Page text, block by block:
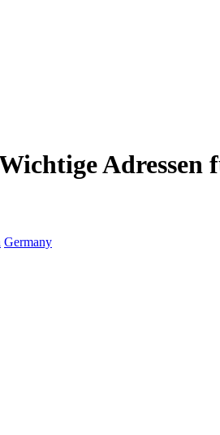
Adressen
Germany